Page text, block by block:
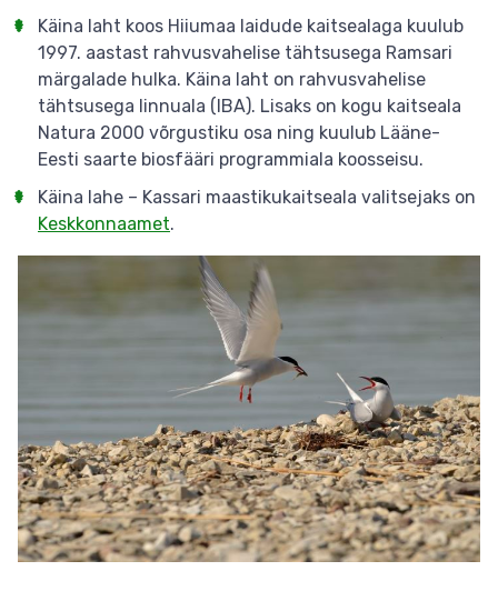
Käina laht koos Hiiumaa laidude kaitsealaga kuulub
1997. aastast rahvusvahelise tähtsusega Ramsari
märgalade hulka. Käina laht on rahvusvahelise
tähtsusega linnuala (IBA). Lisaks on kogu kaitseala
Natura 2000 võrgustiku osa ning kuulub Lääne-
Eesti saarte biosfääri programmiala koosseisu.
Käina lahe – Kassari maastikukaitseala valitsejaks on
Keskkonnaamet.